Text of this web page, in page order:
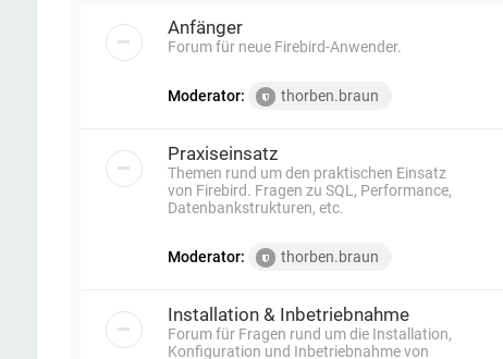
Anfänger
Forum für neue Firebird-Anwender.
Moderator: thorben.braun
Praxiseinsatz
Themen rund um den praktischen Einsatz
von Firebird. Fragen zu SQL, Performance,
Datenbankstrukturen, etc.
Moderator: thorben.braun
Installation & Inbetriebnahme
Forum für Fragen rund um die Installation,
Konfiguration und Inbetriebnahme von